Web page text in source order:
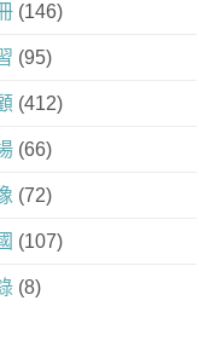
(146)
(95)
(412)
(66)
(72)
(107)
(8)